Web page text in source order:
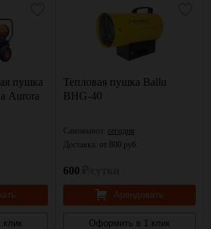
пушка
Aurora
Тепловая пушка Ballu
BHG-40
Самовывоз: сегодня
Доставка: от 800 руб.
600
Арендовать
Оформить в 1 клик